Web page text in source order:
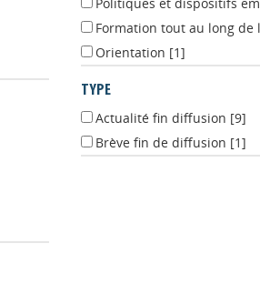
Politiques et dispositifs
Formation tout au long de
Orientation[1]
TYPE
Actualité fin diffusion [9]
Brève fin de diffusion[1]